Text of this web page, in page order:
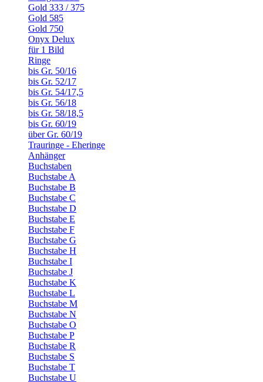
Gold 333 / 375
Gold 585
Gold 750
Onyx Delux
für 1 Bild
Ringe
bis Gr. 50/16
bis Gr. 52/17
bis Gr. 54/17,5
bis Gr. 56/18
bis Gr. 58/18,5
bis Gr. 60/19
über Gr. 60/19
Trauringe - Eheringe
Anhänger
Buchstaben
Buchstabe A
Buchstabe B
Buchstabe C
Buchstabe D
Buchstabe E
Buchstabe F
Buchstabe G
Buchstabe H
Buchstabe I
Buchstabe J
Buchstabe K
Buchstabe L
Buchstabe M
Buchstabe N
Buchstabe O
Buchstabe P
Buchstabe R
Buchstabe S
Buchstabe T
Buchstabe U